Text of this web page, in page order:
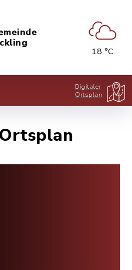
18 °C
Digitaler
Ortsplan